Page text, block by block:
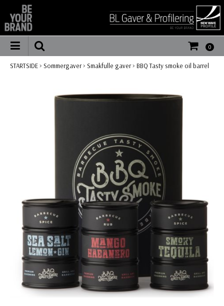
0
STARTSIDE> Sommergaver> Smakfulle gaver> BBQ Tasty smoke oil barrel